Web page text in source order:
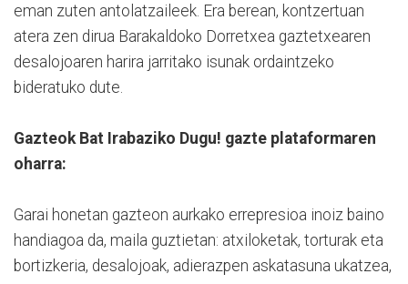
eman zuten antolatzaileek. Era berean, kontzertuan
atera zen dirua Barakaldoko Dorretxea gaztetxearen
desalojoaren harira jarritako isunak ordaintzeko
bideratuko dute.
Gazteok Bat Irabaziko Dugu! gazte plataformaren
oharra:
Garai honetan gazteon aurkako errepresioa inoiz baino
handiagoa da, maila guztietan: atxiloketak, torturak eta
bortizkeria, desalojoak, adierazpen askatasuna ukatzea,